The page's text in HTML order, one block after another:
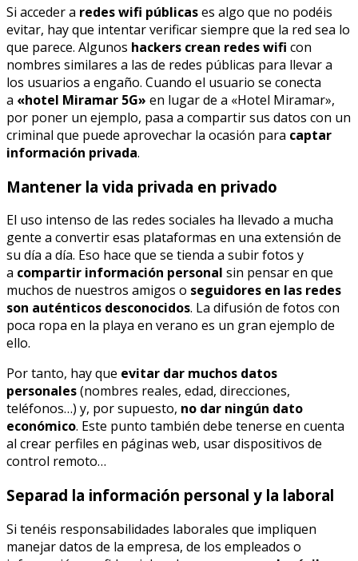
Si acceder a redes wifi públicases algo que no podéis
evitar, hay que intentar verificar siempre que la red sea lo
que parece. Algunos hackers crean redes wifi con
nombres similares a las de redes públicas para llevar a
los usuarios a engaño. Cuando el usuario se conecta
a «hotel Miramar 5G» en lugar de a «Hotel Miramar»,
por poner un ejemplo, pasa a compartir sus datos con un
criminal que puede aprovechar la ocasión para captar
información privada.
Mantener la vida privada en privado
El uso intenso de las redes sociales ha llevado a mucha
gente a convertir esas plataformas en una extensión de
su día a día. Eso hace que se tienda a subir fotos y
a compartir información personal sin pensar en que
muchos de nuestros amigos o seguidores en las redes
son auténticos desconocidos. La difusión de fotos con
poca ropa en la playa en verano es un gran ejemplo de
ello.
Por tanto, hay que evitar dar muchos datos
personales(nombres reales, edad, direcciones,
teléfonos…) y, por supuesto, no dar ningún dato
económico. Este punto también debe tenerse en cuenta
al crear perfiles en páginas web, usar dispositivos de
control remoto…
Separad la información personal y la laboral
Si tenéis responsabilidades laborales que impliquen
manejar datos de la empresa, de los empleados o